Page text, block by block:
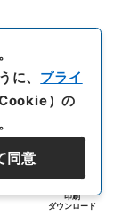
印刷
ダウンロード
に、 プライ
）の
同意